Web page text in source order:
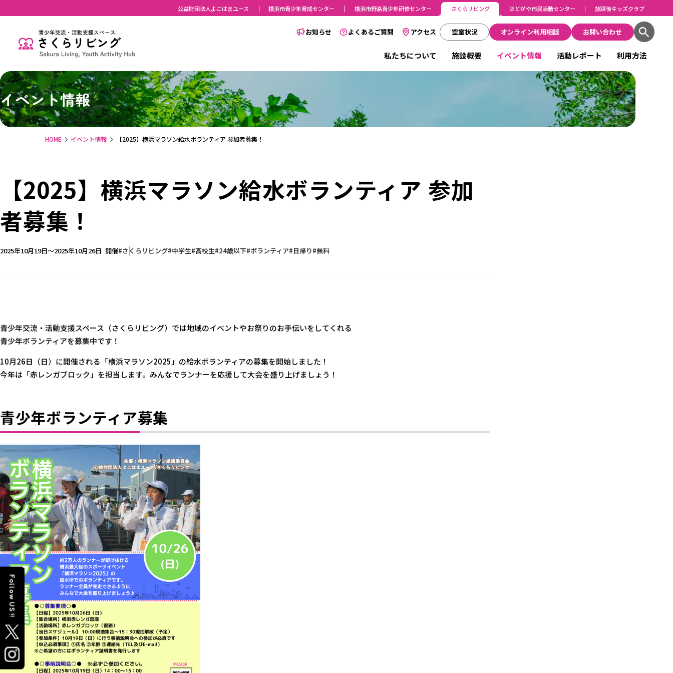
公益財団法人よこはまユース 横浜市青少年育成センター 横浜市野島青少年研修センター さくらリビング ほどがや市民活動センター 放課後キッズクラブ
お知らせ よくあるご質問 アクセス 空室状況 オンライン利用相談 お問い合わせ
私たちについて 施設概要 イベント情報 活動レポート 利用方法
イベント情報
HOME イベント情報 【2025】横浜マラソン給水ボランティア 参加者募集！
【2025】横浜マラソン給水ボランティア 参加
者募集！
2025年10月19日～2025年10月26日 開催 さくらリビング 中学生 高校生 24歳以下 ボランティア 日帰り 無料
青少年交流・活動支援スペース（さくらリビング）では地域のイベントやお祭りのお手伝いをしてくれる
青少年ボランティアを募集中です！
10月26日（日）に開催される「横浜マラソン2025」の給水ボランティアの募集を開始しました！
今年は「赤レンガブロック」を担当します。みんなでランナーを応援して大会を盛り上げましょう！
青少年ボランティア募集
Follow US !!